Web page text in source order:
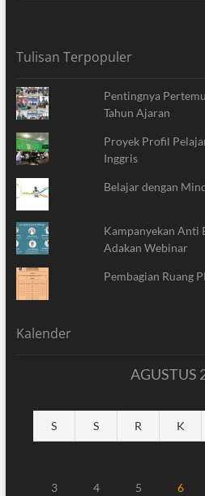
Tulisan Terpopuler
Pentingnya
Tahun Ajaran
Proyek Profil
Inggris
Belajar dengan
Kampanyekan Anti
Adakan Webinar
Pembagian Ruang
Kalender
AGUSTUS
S S R K
3 4 5 6